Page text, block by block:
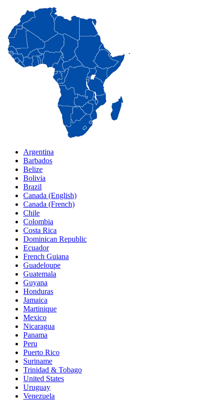
Argentina
Barbados
Belize
Bolivia
Brazil
Canada (English)
Canada (French)
Chile
Colombia
Costa Rica
Dominican Republic
Ecuador
French Guiana
Guadeloupe
Guatemala
Guyana
Honduras
Jamaica
Martinique
Mexico
Nicaragua
Panama
Peru
Puerto Rico
Suriname
Trinidad & Tobago
United States
Uruguay
Venezuela